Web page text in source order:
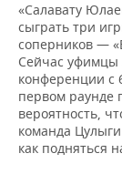
«Салавату
сыграть три
соперников —
Сейчас уфимцы
конференции с
первом раунде
вероятность,
команда
как подняться